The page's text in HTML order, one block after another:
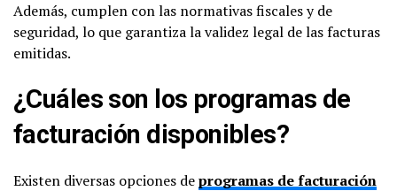
Además, cumplen con las normativas fiscales y de
seguridad, lo que garantiza la validez legal de las facturas
emitidas.
¿Cuáles son los programas de
facturación disponibles?
Existen diversas opciones deprogramas de facturación